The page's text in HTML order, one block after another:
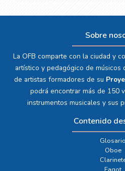
Sobre
La OFB comparte con la ciudad y
artístico y pedagógico de
de artistas formadores de su
podrá encontrar más de 150
instrumentos musicales y sus
Contenido
Glosario
Oboe